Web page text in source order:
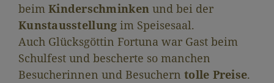
beim Kinderschminken und bei der
Kunstausstellung im Speisesaal.
Auch Glücksgöttin Fortuna war Gast beim
Schulfest und bescherte so manchen
Besucherinnen und Besuchern tolle Preise.